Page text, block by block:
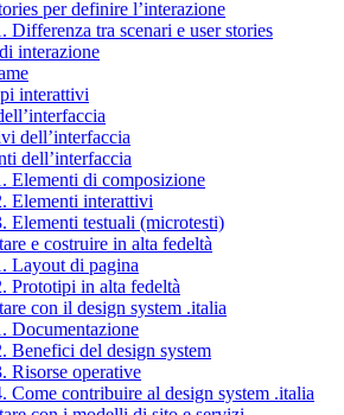
per definire l’interazione
Differenza tra scenari e user stories
interazione
interattivi
dell’interfaccia
dell’interfaccia
Elementi di composizione
Elementi interattivi
Elementi testuali (microtesti)
e costruire in alta fedeltà
Layout di pagina
Prototipi in alta fedeltà
con il design system .italia
Documentazione
Benefici del design system
Risorse operative
Come contribuire al design system .italia